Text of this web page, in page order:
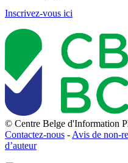
Inscrivez-vous ici
© Centre Belge d'Information
Contactez-nous -Avis de non-
d’auteur